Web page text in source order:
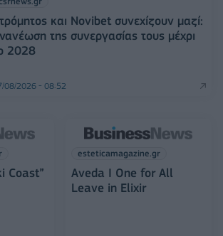
και Novibet συνεχίζουν μαζί:
της συνεργασίας τους μέχρι
2028
08/2026 - 08:52
Coast”
esteticamagazine.gr
Aveda I One for All
Leave in Elixir